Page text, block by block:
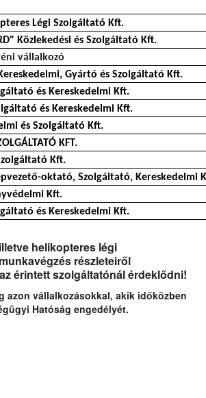
Légi Szolgáltató Kft.
Közlekedési és Szolgáltató Kft.
vállalkozó
Gyártó és Szolgáltató Kft.
és Kereskedelmi Kft.
és Kereskedelmi Kft.
és Szolgáltató Kft.
KFT.
Kft.
oktató, Szolgáltató, Kereskedelmi
Kft.
és Kereskedelmi Kft.
helikopteres légi
részleteiről
érintett szolgáltatónál érdeklődni!
azon vállalkozásokkal, akik időközben
Hatóság engedélyét.